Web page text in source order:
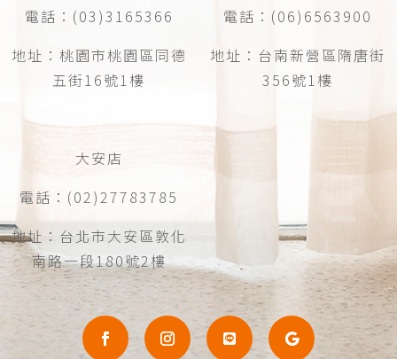
電話：(03)3165366
地址：桃園市桃園區同德
五街16號1樓
電話：(06)6563900
地址：台南新營區隋唐街
356號1樓
大安店
電話：(02)27783785
地址：台北市大安區敦化
南路一段180號2樓